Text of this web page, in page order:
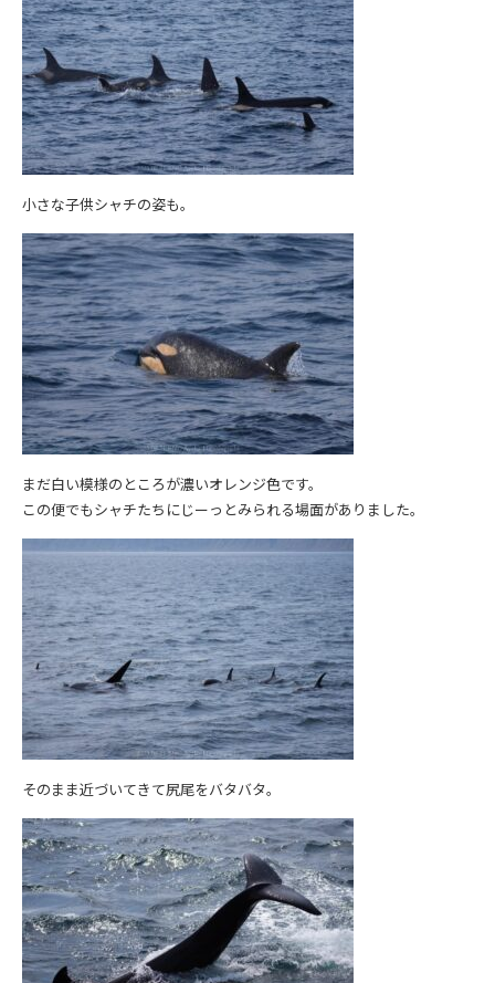
小さな子供シャチの姿も。
まだ白い模様のところが濃いオレンジ色です。
この便でもシャチたちにじーっとみられる場面がありました。
そのまま近づいてきて尻尾をバタバタ。